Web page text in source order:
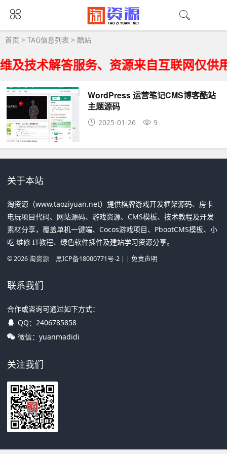
酷站大全 - 酷站相关资源下载
首页 > TAG信息列表 > 酷站
及技术解答服务、资源来自互联网仅
WordPress 运营笔记CMS博客酷站
主题源码
2025-01-26 9
关于本站
淘资源（www.taoziyuan.net）提供棋牌游戏开发框架源码、房卡
电玩项目代码、网站源码、游戏资源、CMS模板、技术教程及开发
素材分享，覆盖单机一键端、Cocos游戏项目、PbootCMS模板、小
吃 维修 IT教程、绿色软件插件及建站学习资源分享。
©2026淘资源 黑ICP备18000771号-2| | 免责声明
联系我们
合作或咨询可通过如下方式：
QQ： 2406785858
微信：yuanmadidi
关注我们